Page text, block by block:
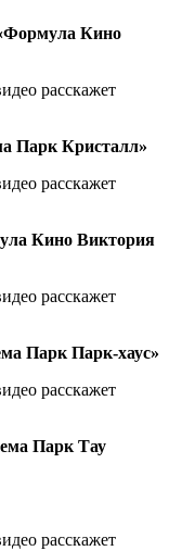
Кино
расскажет
Парк Кристалл»
расскажет
Кино Виктория
расскажет
Парк Парк-хаус»
расскажет
Парк Тау
расскажет